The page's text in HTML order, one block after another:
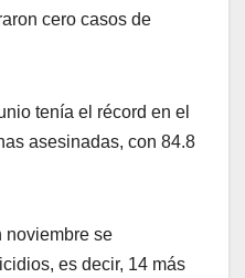
cero casos de
tenía el récord en el
asesinadas, con 84.8
noviembre se
es decir, 14 más